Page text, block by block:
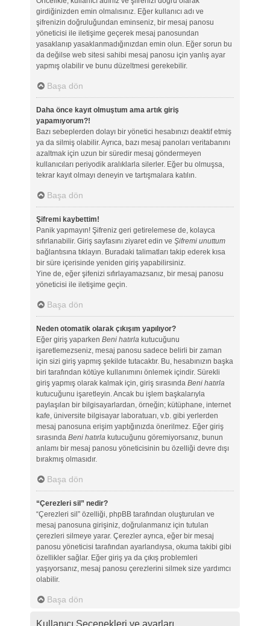
girdiğinizden emin olmalısınız. Eğer kullanıcı adı ve
şifrenizin doğruluğundan eminseniz, bir mesaj panosu
yöneticisi ile iletişime geçerek mesaj panosundan
yasaklanıp yasaklanmadığınızdan emin olun. Eğer sorun bu
da değilse web sitesi sahibi mesaj panosu için yanlış ayar
yapmış olabilir ve bunu düzeltmesi gerekebilir.
Başa dön
Daha önce kayıt olmuştum ama artık giriş
yapamıyorum?!
Bazı sebeplerden dolayı bir yönetici hesabınızı deaktif etmiş
ya da silmiş olabilir. Ayrıca, bazı mesaj panoları veritabanını
azaltmak için uzun bir süredir mesaj göndermeyen
kullanıcıları periyodik aralıklarla silerler. Eğer bu olmuşsa,
tekrar kayıt olmayı deneyin ve tartışmalara katılın.
Başa dön
Şifremi kaybettim!
Panik yapmayın! Şifreniz geri getirelemese de, kolayca
sıfırlanabilir. Giriş sayfasını ziyaret edin ve Şifremi unuttum
bağlantısına tıklayın. Buradaki talimatları takip ederek kısa
bir süre içerisinde yeniden giriş yapabilirsiniz.
Yine de, eğer şifenizi sıfırlayamazsanız, bir mesaj panosu
yöneticisi ile iletişime geçin.
Başa dön
Neden otomatik olarak çıkışım yapılıyor?
Eğer giriş yaparken Beni hatırlakutucuğunu
işaretlemezseniz, mesaj panosu sadece belirli bir zaman
için sizi giriş yapmış şekilde tutacaktır. Bu, hesabınızın başka
biri tarafından kötüye kullanımını önlemek içindir. Sürekli
giriş yapmış olarak kalmak için, giriş sırasında Beni hatırla
kutucuğunu işaretleyin. Ancak bu işlem başkalarıyla
paylaşılan bir bilgisayarlardan, örneğin; kütüphane, internet
kafe, üniversite bilgisayar laboratuarı, v.b. gibi yerlerden
mesaj panosuna erişim yaptığınızda önerilmez. Eğer giriş
sırasında Beni hatırlakutucuğunu göremiyorsanız, bunun
anlamı bir mesaj panosu yöneticisinin bu özelliği devre dışı
bırakmış olmasıdır.
Başa dön
“Çerezleri sil” nedir?
“Çerezleri sil” özelliği, phpBB tarafından oluşturulan ve
mesaj panosuna girişiniz, doğrulanmanız için tutulan
çerezleri silmeye yarar. Çerezler ayrıca, eğer bir mesaj
panosu yöneticisi tarafından ayarlandıysa, okuma takibi gibi
özellikler sağlar. Eğer giriş ya da çıkış problemleri
yaşıyorsanız, mesaj panosu çerezlerini silmek size yardımcı
olabilir.
Başa dön